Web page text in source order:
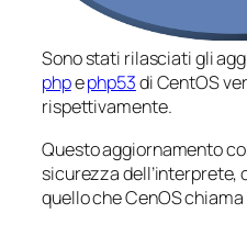
Sono stati rilasciati gli
phpephp53di CentOS
rispettivamente.
Questo aggiornamento
sicurezza dell’interprete,
quello che CenOS chiama